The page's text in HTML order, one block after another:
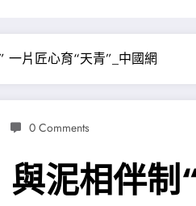
一片匠心育“天青”_中國網
0 Comments
泥相伴